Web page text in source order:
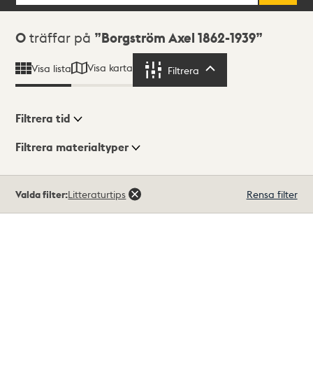
Sökresultat
0 träffar på Borgström Axel 1862-1939
Visa lista Visa karta Filtrera
Visningsläge
Filtrera tid
Filtrera materialtyper
träffar
Valda filter:Litteraturtips Rensa filter